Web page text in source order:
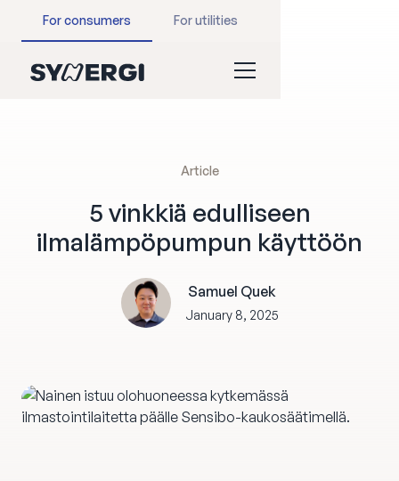
For consumers For utilities
Article
5 vinkkiä edulliseen
ilmalämpöpumpun käyttöön
Samuel Quek
January 8, 2025